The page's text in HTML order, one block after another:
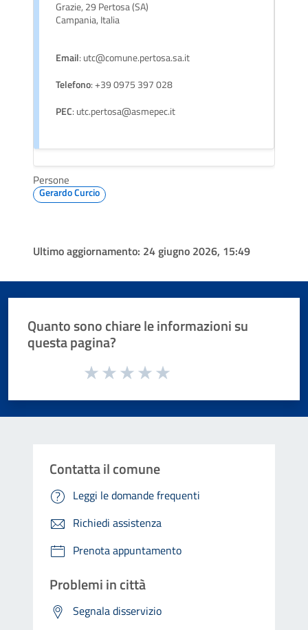
Grazie, 29 Pertosa (SA)
Campania, Italia
Email: utc@comune.pertosa.sa.it
Telefono: +39 0975 397 028
PEC: utc.pertosa@asmepec.it
Persone
Gerardo Curcio
Ultimo aggiornamento: 24 giugno 2026, 15:49
Quanto sono chiare le informazioni su
questa pagina?
Valuta da 1 a 5 stelle la pagina
Contatta il comune
Leggi le domande frequenti
Richiedi assistenza
Prenota appuntamento
Problemi in città
Segnala disservizio